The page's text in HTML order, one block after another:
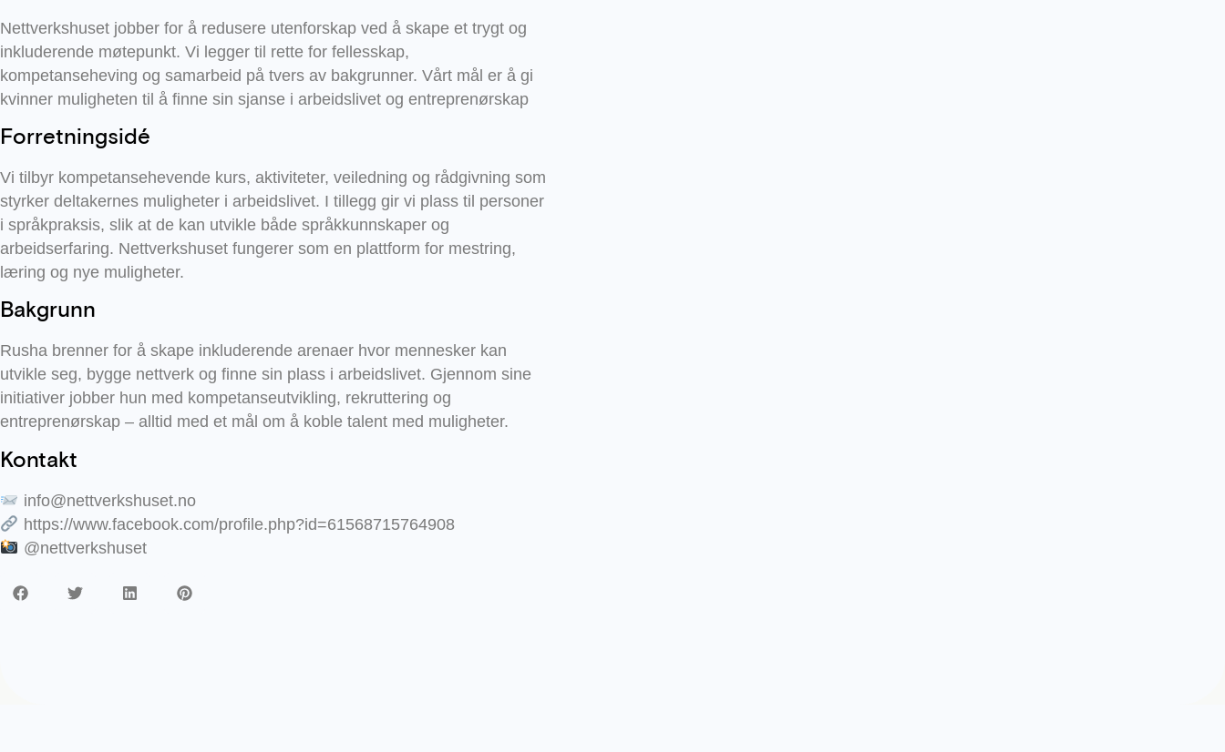
Nettverkshuset jobber for å redusere utenforskap ved å skape et trygt og
inkluderende møtepunkt. Vi legger til rette for fellesskap,
kompetanseheving og samarbeid på tvers av bakgrunner. Vårt mål er å gi
kvinner muligheten til å finne sin sjanse i arbeidslivet og entreprenørskap
Forretningsidé
Vi tilbyr kompetansehevende kurs, aktiviteter, veiledning og rådgivning som
styrker deltakernes muligheter i arbeidslivet. I tillegg gir vi plass til personer
i språkpraksis, slik at de kan utvikle både språkkunnskaper og
arbeidserfaring. Nettverkshuset fungerer som en plattform for mestring,
læring og nye muligheter.
Bakgrunn
Rusha brenner for å skape inkluderende arenaer hvor mennesker kan
utvikle seg, bygge nettverk og finne sin plass i arbeidslivet. Gjennom sine
initiativer jobber hun med kompetanseutvikling, rekruttering og
entreprenørskap – alltid med et mål om å koble talent med muligheter.
Kontakt
info@nettverkshuset.no
https://www.facebook.com/profile.php?id=61568715764908
@nettverkshuset